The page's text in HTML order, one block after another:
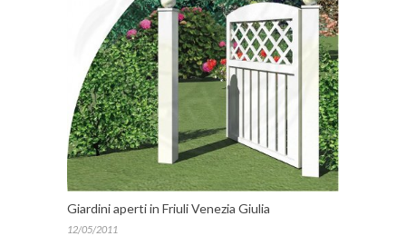
Giardini aperti in Friuli Venezia Giulia
12/05/2011